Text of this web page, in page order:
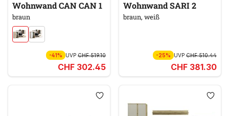
Wohnwand CAN CAN 1
braun
-41% UVP CHF 519.10
CHF 302.45
Wohnwand SARI 2
braun, weiß
-25% UVPCHF 510.44
CHF 381.30